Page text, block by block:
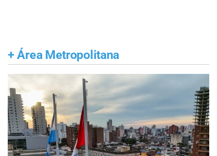
+ Área Metropolitana